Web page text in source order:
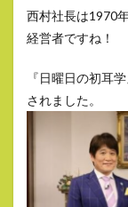
西村社長は1970
経営者ですね！
『日曜日の初耳
されました。